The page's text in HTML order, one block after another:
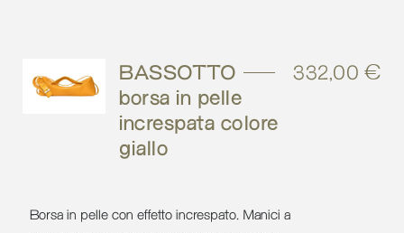
BASSOTTO –
borsa in pelle
increspata colore
giallo
332,00€
Borsa in pelle con effetto increspato. Manici a